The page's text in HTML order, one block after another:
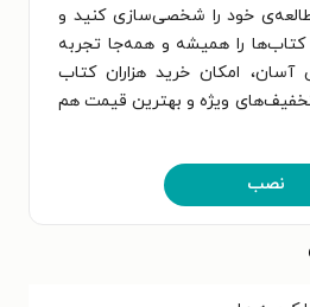
خود را شخصی‌سازی کنید و
را همیشه و همه‌جا تجربه
آسان، امکان خرید هزاران کتاب
ویژه و بهترین قیمت هم
نصب